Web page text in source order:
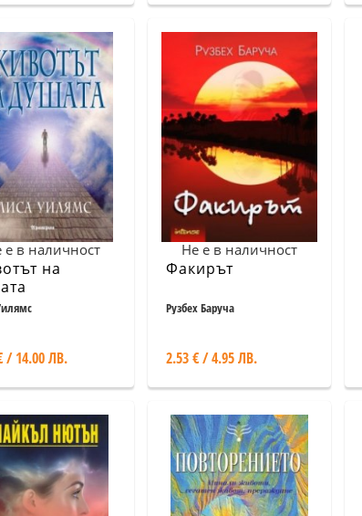
е в наличност
на
/ 14.00 ЛВ.
Не е в наличност
Факирът
Рузбех Баруча
2.53 € / 4.95 ЛВ.